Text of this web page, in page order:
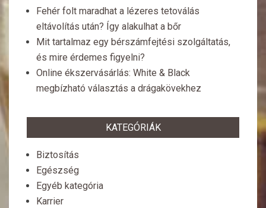
Fehér folt maradhat a lézeres tetoválás
eltávolítás után? Így alakulhat a bőr
Mit tartalmaz egy bérszámfejtési szolgáltatás,
és mire érdemes figyelni?
Online ékszervásárlás: White & Black
megbízható választás a drágakövekhez
KATEGÓRIÁK
Biztosítás
Egészség
Egyéb kategória
Karrier